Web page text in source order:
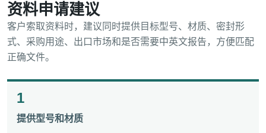
资料申请建议
客户索取资料时，建议同时提供目标型号、材质、密封形
式、采购用途、出口市场和是否需要中英文报告，方便匹配
正确文件。
1
提供型号和材质